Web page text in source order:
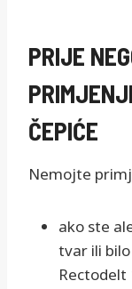
PRIJE
ČEPIĆE
Nemojte
ako ste
tvar ili
Rectodelt